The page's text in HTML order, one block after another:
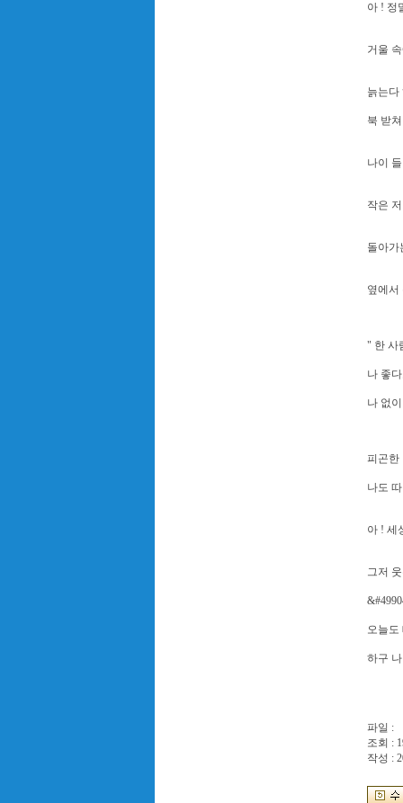
아 ! 정
거울
늙는다
북 받
나이
작은
돌아가
옆에서
" 한 사
나 좋
나 없
피곤한
나도
아 ! 세
그저
오늘도
하구
파일 :
조회 :
작성 :